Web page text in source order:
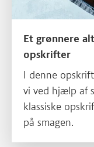
Et grønnere
opskrifter
I denne
vi ved hjælp af
klassiske
på smagen.